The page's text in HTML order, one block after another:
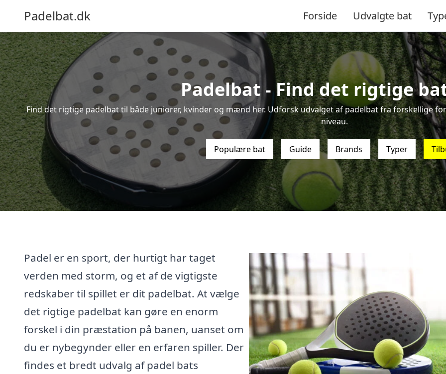
Padelbat.dk Forside Udvalgte bat
Padelbat - Find det rigtige
Find det rigtige padelbat til både juniorer, kvinder og mænd her. Udforsk udvalget af padelbat fra forskellige
niveau.
Populære bat Guide Brands Typer
Padel er en sport, der hurtigt har taget
verden med storm, og et af de vigtigste
redskaber til spillet er dit padelbat. At vælge
det rigtige padelbat kan gøre en enorm
forskel i din præstation på banen, uanset om
du er nybegynder eller en erfaren spiller. Der
findes et bredt udvalg af padel bats